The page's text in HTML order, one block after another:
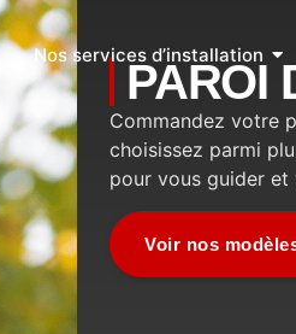
Nos services d’installation
PAROI
Commandez votre
choisissez parmi
pour vous guider
Voir nos